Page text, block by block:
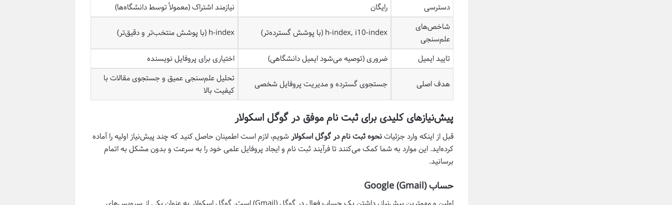
دسترسی
رایگان
نیازمند اشتراک (معمولاً توسط دانشگاه‌ها)
شاخص‌های
علم‌سنجی
h-index, i10-index (با پوشش گسترده‌تر) h-index (با پوشش منتخب‌تر و دقیق‌تر)
تایید ایمیل ضروری (توصیه می‌شود ایمیل دانشگاهی) اختیاری برای پروفایل نویسنده
هدف اصلی جستجوی گسترده و مدیریت پروفایل شخصی
تحلیل علم‌سنجی عمیق و جستجوی مقالات با
کیفیت بالا
پیش‌نیازهای کلیدی برای ثبت نام موفق در گوگل اسکولار
قبل از اینکه وارد جزئیاتنحوه ثبت نام در گوگل اسکولار شویم، لازم است اطمینان حاصل کنید که چند پیش‌نیاز اولیه را آماده
کرده‌اید. این موارد به شما کمک می‌کنند تا فرآیند ثبت نام و ایجاد پروفایل علمی خود را به سرعت و بدون مشکل به اتمام
برسانید.
حساب Google (Gmail)